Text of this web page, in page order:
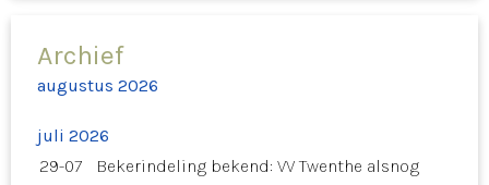
Archief
augustus 2026
juli 2026
29-07
Bekerindeling bekend: VV Twenthe alsnog